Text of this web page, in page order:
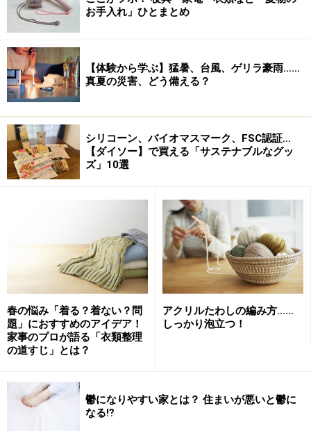
お茶の渋みのもとになるタンニンは、お湯が高温になる
ほどよく溶け出すので、 お茶は低温で時間をかけて出し
た方が、苦みや渋み・雑味も少なくて美味。 このポット
みがあってその上まろやかで、とってもおいしいんで
こんなに手軽に作ることができる上、お茶の旨みをしっ
かりと堪能することができるんですから、 この水出しポ
ット、相当の優れものです☆
キュートな絵柄にも大
注目！
ポットは耐熱ガラス製。とっ
お手入れ」ひとまとめ
【体験から学ぶ】猛暑、台風、ゲリラ豪雨……
真夏の災害、どう備える？
シリコーン、バイオマスマーク、FSC認証…
【ダイソー】で買える「サステナブルなグッ
ズ」10選
春の悩み「着る？着ない？問
題」におすすめのアイデア！
家事のプロが語る「衣類整理
の道すじ」とは？
アクリルたわしの編み方……
しっかり泡立つ！
鬱になりやすい家とは？ 住まいが悪いと鬱に
なる⁉